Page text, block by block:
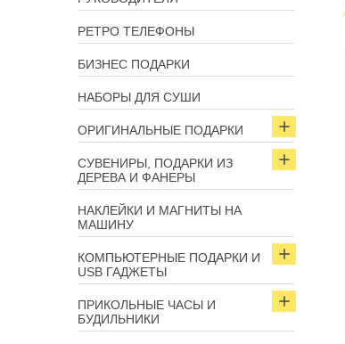
РЕТРО ТЕЛЕФОНЫ
БИЗНЕС ПОДАРКИ
НАБОРЫ ДЛЯ СУШИ
ОРИГИНАЛЬНЫЕ ПОДАРКИ
СУВЕНИРЫ, ПОДАРКИ ИЗ
ДЕРЕВА И ФАНЕРЫ
НАКЛЕЙКИ И МАГНИТЫ НА
МАШИНУ
КОМПЬЮТЕРНЫЕ ПОДАРКИ И
USB ГАДЖЕТЫ
ПРИКОЛЬНЫЕ ЧАСЫ И
БУДИЛЬНИКИ